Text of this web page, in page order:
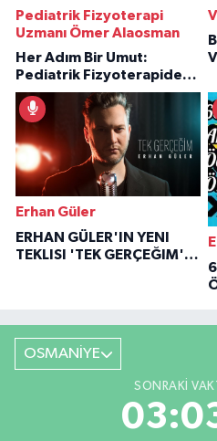
Pediatrik Fizyoterapi
Uzmanı Ömer Alaosman
Her Adım Bir Umut:
Pediatrik Fizyoterapiden
İlham Veren Hikâyeler
Erhan Güler
ERHAN GÜLER'IN YENI
TEKLISI 'TEK GERÇEĞIM'LE
OSMANİYE
SONRAKI